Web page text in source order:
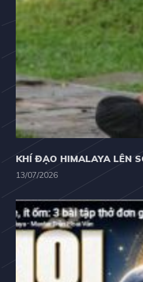
KHÍ ĐẠO HIMALAYA LÊN
13/07/2026